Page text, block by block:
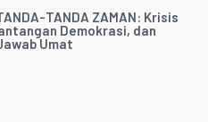
TANDA ZAMAN: Krisis
Demokrasi, dan
Umat